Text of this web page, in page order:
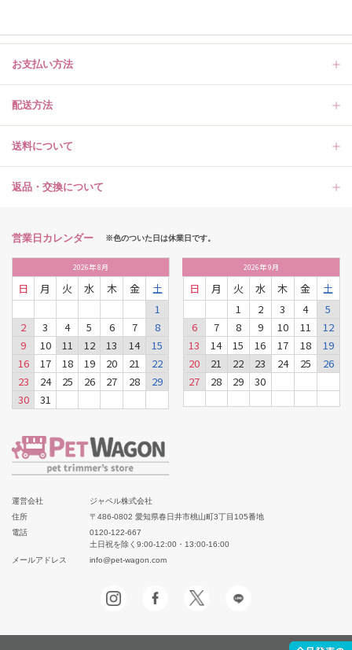
お支払い方法
配送方法
送料について
返品・交換について
営業日カレンダー ※色のついた日は休業日です。
2026年8月
日 月 火 水 木 金
土
1
2
3 4 5 6 7
8
9
10 11 12 13 14
15
16
17 18 19 20 21
22
23
24 25 26 27 28
29
30
31
2026年9月
日 月 火 水 木 金
土
1
2 3 4
5
6
7 8 9 10 11
12
13
14 15 16 17 18
19
20
21 22 23 24 25
26
27
28 29 30
運営会社
ジャペル株式会社
住所
〒486-0802 愛知県春日井市桃山町3丁目105番地
電話
0120-122-667
土日祝を除く9:00-12:00・13:00-16:00
メールアドレス
info@pet-wagon.com